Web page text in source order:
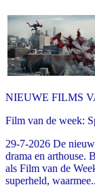
NIEUWE FILMS
Film van de week:
29-7-2026 De
drama en arthouse.
als Film van de
superheld,